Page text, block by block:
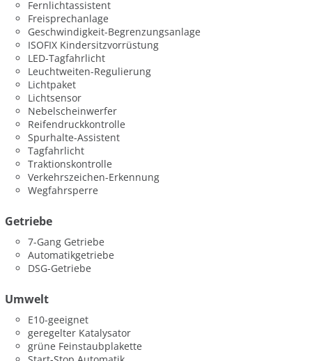
Fernlichtassistent
Freisprechanlage
Geschwindigkeit-Begrenzungsanlage
ISOFIX Kindersitzvorrüstung
LED-Tagfahrlicht
Leuchtweiten-Regulierung
Lichtpaket
Lichtsensor
Nebelscheinwerfer
Reifendruckkontrolle
Spurhalte-Assistent
Tagfahrlicht
Traktionskontrolle
Verkehrszeichen-Erkennung
Wegfahrsperre
Getriebe
7-Gang Getriebe
Automatikgetriebe
DSG-Getriebe
Umwelt
E10-geeignet
geregelter Katalysator
grüne Feinstaubplakette